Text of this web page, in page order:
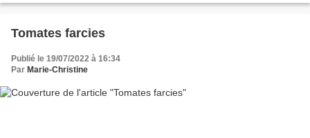
Tomates farcies
Publié le 19/07/2022 à 16:34
Par Marie-Christine